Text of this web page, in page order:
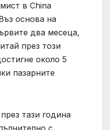
в China
основа на
два месеца,
през този
около 5
пазарните
тази година